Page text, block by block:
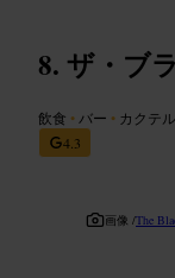
ザ・ブ
飲食 • バー • カクテ
4.3
画像 /The